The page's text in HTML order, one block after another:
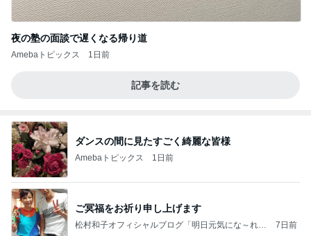
夜の塾の面談で遅くなる帰り道
Amebaトピックス 1日前
記事を読む
ダンスの間に見たすごく綺麗な皆様
Amebaトピックス 1日前
ご冥福をお祈り申し上げます
松村和子オフィシャルブログ「明日元気にな～れ」
7日前